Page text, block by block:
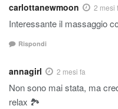
carlottanewmoon 2 mesi
Interessante il massaggio
Rispondi
annagirl 2 mesi fa
Non sono mai stata, ma
relax 🏞